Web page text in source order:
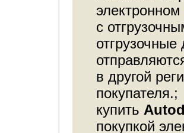
электронном
с
в другой
купить
покупкой